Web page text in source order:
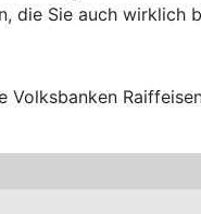
die Sie auch wirklich